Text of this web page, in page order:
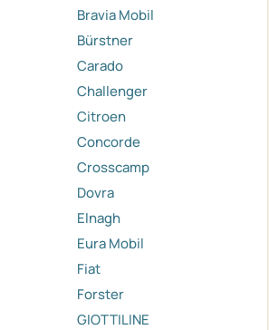
Bravia Mobil
Bürstner
Carado
Challenger
Citroen
Concorde
Crosscamp
Dovra
Elnagh
Eura Mobil
Fiat
Forster
GIOTTILINE